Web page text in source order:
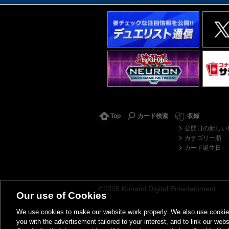
Top カード検索
収録
公開日の新しい
カテゴリー順
カード誕生日
©2026 Konami Digital Entertainment
Our use of Cookies
We use cookies to make our website work properly. We also use
you with the advertisement tailored to your interest, and to link our